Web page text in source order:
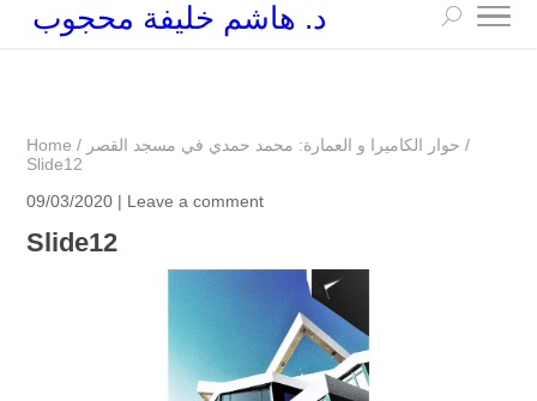
د. هاشم خليفة محجوب
Home / حوار الكاميرا و العمارة: محمد حمدي في مسجد القصر /
Slide12
09/03/2020 | Leave a comment
Slide12